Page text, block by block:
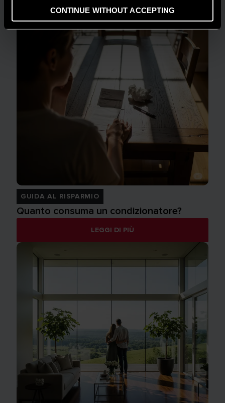
CONTINUE WITHOUT ACCEPTING
GUIDA AL RISPARMIO
Quanto consuma un condizionatore?
LEGGI DI PIÙ